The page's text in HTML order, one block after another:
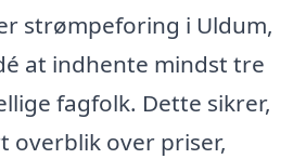
strømpeforing i Uldum,
at indhente mindst tre
fagfolk. Dette sikrer,
overblik over priser,